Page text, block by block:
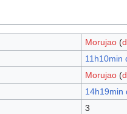
Morujao (
11h10min
Morujao (
14h19min
3